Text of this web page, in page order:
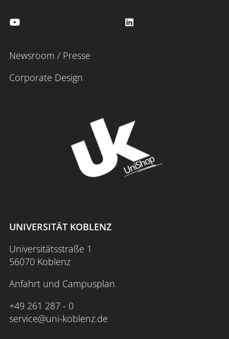
Newsroom / Presse
Corporate Design
UNIVERSITÄT KOBLENZ
Universitätsstraße 1
56070 Koblenz
Anfahrt und Campusplan
+49 261 287 - 0
service@uni-koblenz.de